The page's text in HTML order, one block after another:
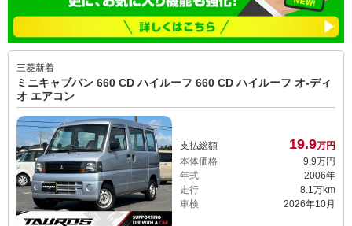
三菱新着
ミニキャブバン 660 CD ハイルーフ 660 CD ハイルーフ オ-ディ
オ エアコン
支払総額 19.9万円
本体価格
9.9万円
年式
2006年
走行
8.1万km
車検
2026年10月